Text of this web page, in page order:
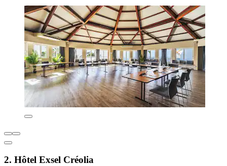
2. Hôtel Exsel Créolia